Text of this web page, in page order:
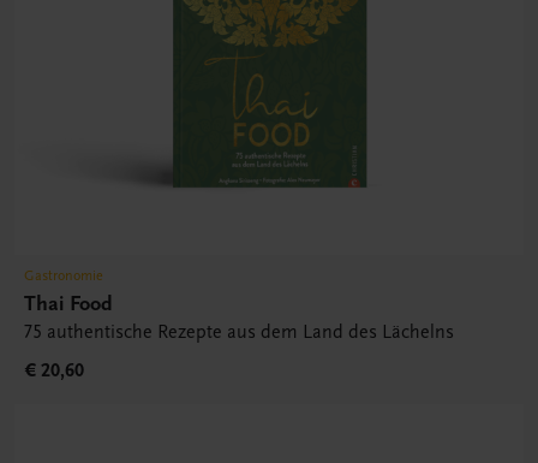
Gastronomie
Thai Food
75 authentische Rezepte aus dem Land des Lächelns
€ 20,60